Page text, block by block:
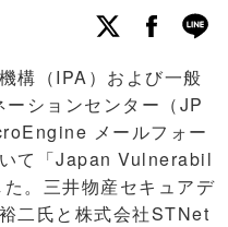
構（IPA）および一般
ションセンター（JP
メールフォー
て「Japan Vulnerabil
。三井物産セキュアデ
二氏と株式会社STNet